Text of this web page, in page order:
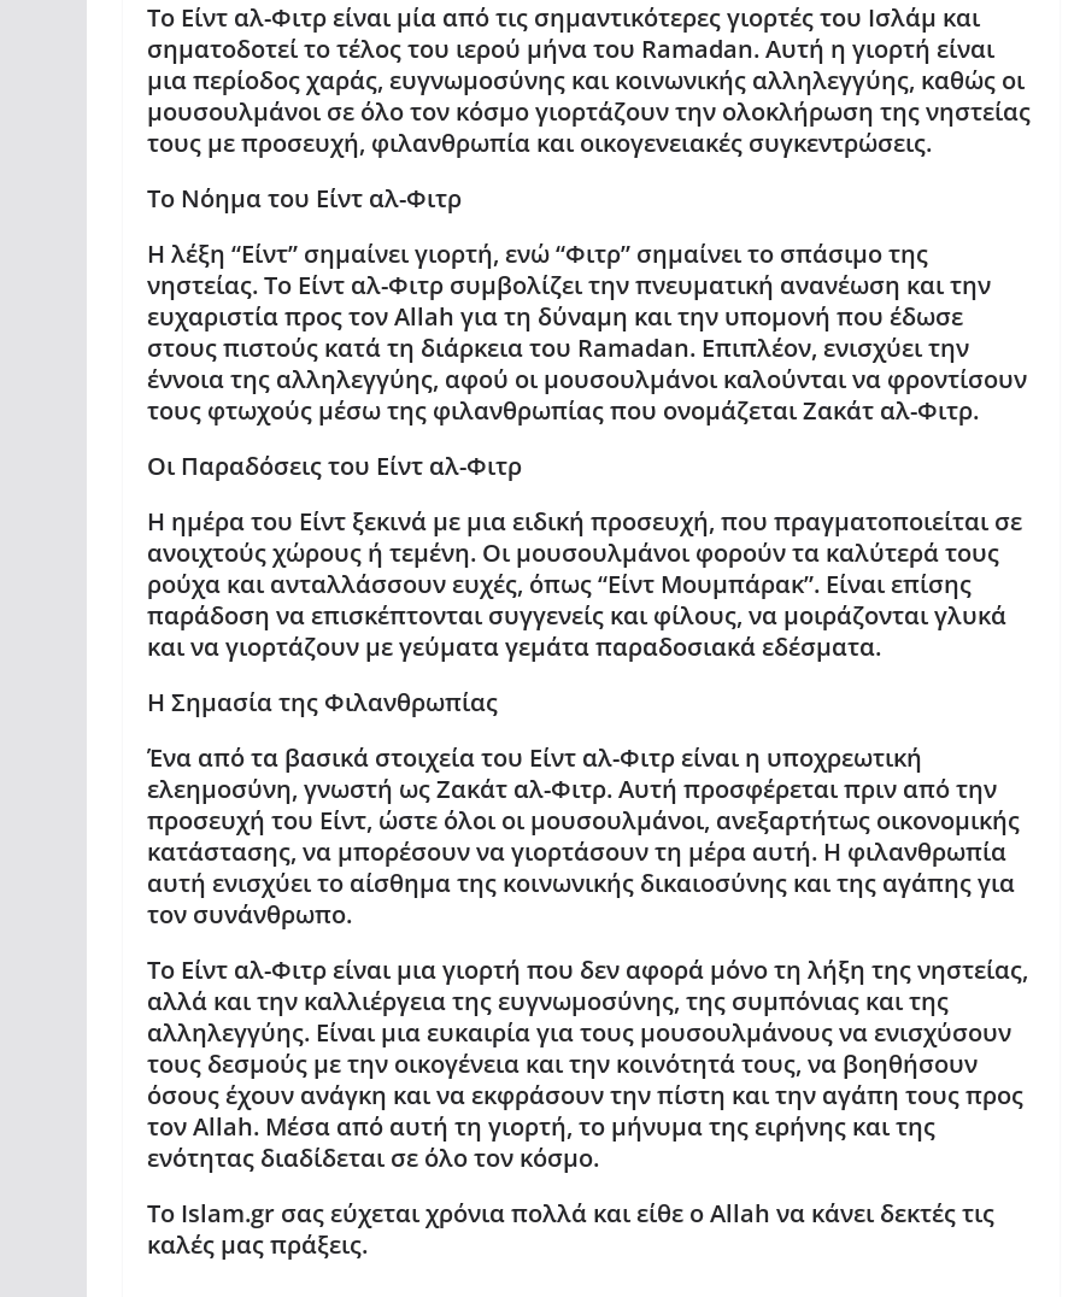
Το Είντ αλ-Φιτρ είναι μία από τις σημαντικότερες γιορτές του Ισλάμ και
σηματοδοτεί το τέλος του ιερού μήνα του Ramadan. Αυτή η γιορτή είναι
μια περίοδος χαράς, ευγνωμοσύνης και κοινωνικής αλληλεγγύης, καθώς οι
μουσουλμάνοι σε όλο τον κόσμο γιορτάζουν την ολοκλήρωση της νηστείας
τους με προσευχή, φιλανθρωπία και οικογενειακές συγκεντρώσεις.
Το Νόημα του Είντ αλ-Φιτρ
Η λέξη “Είντ” σημαίνει γιορτή, ενώ “Φιτρ” σημαίνει το σπάσιμο της
νηστείας. Το Είντ αλ-Φιτρ συμβολίζει την πνευματική ανανέωση και την
ευχαριστία προς τον Allah για τη δύναμη και την υπομονή που έδωσε
στους πιστούς κατά τη διάρκεια του Ramadan. Επιπλέον, ενισχύει την
έννοια της αλληλεγγύης, αφού οι μουσουλμάνοι καλούνται να φροντίσουν
τους φτωχούς μέσω της φιλανθρωπίας που ονομάζεται Ζακάτ αλ-Φιτρ.
Οι Παραδόσεις του Είντ αλ-Φιτρ
Η ημέρα του Είντ ξεκινά με μια ειδική προσευχή, που πραγματοποιείται σε
ανοιχτούς χώρους ή τεμένη. Οι μουσουλμάνοι φορούν τα καλύτερά τους
ρούχα και ανταλλάσσουν ευχές, όπως “Είντ Μουμπάρακ”. Είναι επίσης
παράδοση να επισκέπτονται συγγενείς και φίλους, να μοιράζονται γλυκά
και να γιορτάζουν με γεύματα γεμάτα παραδοσιακά εδέσματα.
Η Σημασία της Φιλανθρωπίας
Ένα από τα βασικά στοιχεία του Είντ αλ-Φιτρ είναι η υποχρεωτική
ελεημοσύνη, γνωστή ως Ζακάτ αλ-Φιτρ. Αυτή προσφέρεται πριν από την
προσευχή του Είντ, ώστε όλοι οι μουσουλμάνοι, ανεξαρτήτως οικονομικής
κατάστασης, να μπορέσουν να γιορτάσουν τη μέρα αυτή. Η φιλανθρωπία
αυτή ενισχύει το αίσθημα της κοινωνικής δικαιοσύνης και της αγάπης για
τον συνάνθρωπο.
Το Είντ αλ-Φιτρ είναι μια γιορτή που δεν αφορά μόνο τη λήξη της νηστείας,
αλλά και την καλλιέργεια της ευγνωμοσύνης, της συμπόνιας και της
αλληλεγγύης. Είναι μια ευκαιρία για τους μουσουλμάνους να ενισχύσουν
τους δεσμούς με την οικογένεια και την κοινότητά τους, να βοηθήσουν
όσους έχουν ανάγκη και να εκφράσουν την πίστη και την αγάπη τους προς
τον Allah. Μέσα από αυτή τη γιορτή, το μήνυμα της ειρήνης και της
ενότητας διαδίδεται σε όλο τον κόσμο.
Το Islam.gr σας εύχεται χρόνια πολλά και είθε οAllah να κάνει δεκτές τις
καλές μας πράξεις.